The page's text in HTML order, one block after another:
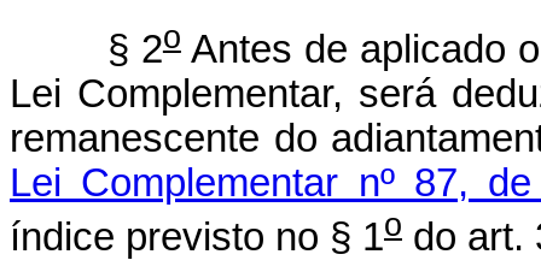
§ 2oAntes de aplicado
Lei Complementar, será
remanescente do
Lei Complementar nº 87,
índice previsto no § 1o do art.